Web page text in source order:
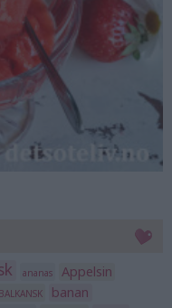
ananas Appelsin
BALKANSK
banan